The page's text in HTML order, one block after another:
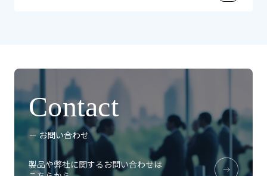
Contact
－ お問い合わせ
製品や弊社に関するお問い合わせは